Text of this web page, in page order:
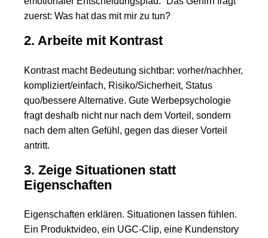
zuerst: Was hat das mit mir zu tun?
2. Arbeite mit Kontrast
Kontrast macht Bedeutung sichtbar: vorher/nachher,
kompliziert/einfach, Risiko/Sicherheit, Status
quo/bessere Alternative. Gute Werbepsychologie
fragt deshalb nicht nur nach dem Vorteil, sondern
nach dem alten Gefühl, gegen das dieser Vorteil
antritt.
3. Zeige Situationen statt
Eigenschaften
Eigenschaften erklären. Situationen lassen fühlen.
Ein Produktvideo, ein UGC-Clip, eine Kundenstory